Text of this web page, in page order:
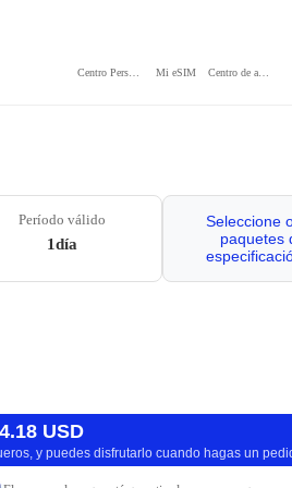
Mi eSIM
Período válido
1día
Seleccione
paquetes
USD
y puedes disfrutarlo cuando hagas un